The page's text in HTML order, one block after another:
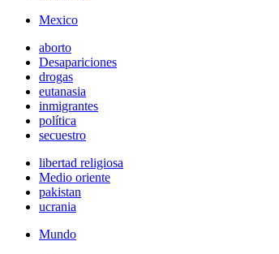
Mexico
aborto
Desapariciones
drogas
eutanasia
inmigrantes
política
secuestro
libertad religiosa
Medio oriente
pakistan
ucrania
Mundo